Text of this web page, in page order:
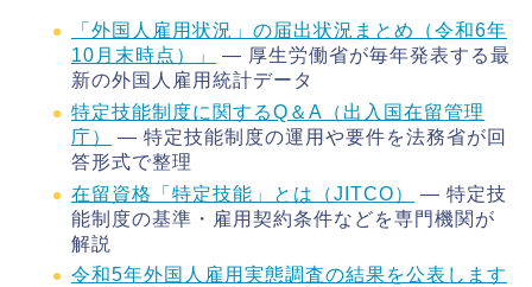
「外国人雇用状況」の届出状況まとめ（令和6年
10月末時点）」
— 厚生労働省が毎年発表する最
新の外国人雇用統計データ
特定技能制度に関するQ＆A（出入国在留管理
庁）
— 特定技能制度の運用や要件を法務省が回
答形式で整理
在留資格「特定技能」とは（JITCO）
— 特定技
能制度の基準・雇用契約条件などを専門機関が
解説
令和5年外国人雇用実態調査の結果を公表します